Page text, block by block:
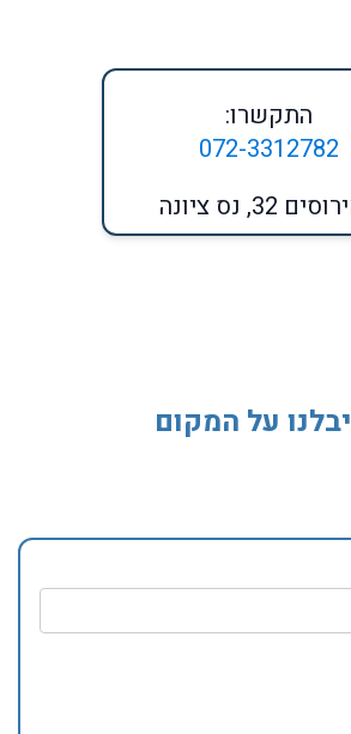
התקשרו:
072-3312782
32, נס ציונה
על המקום